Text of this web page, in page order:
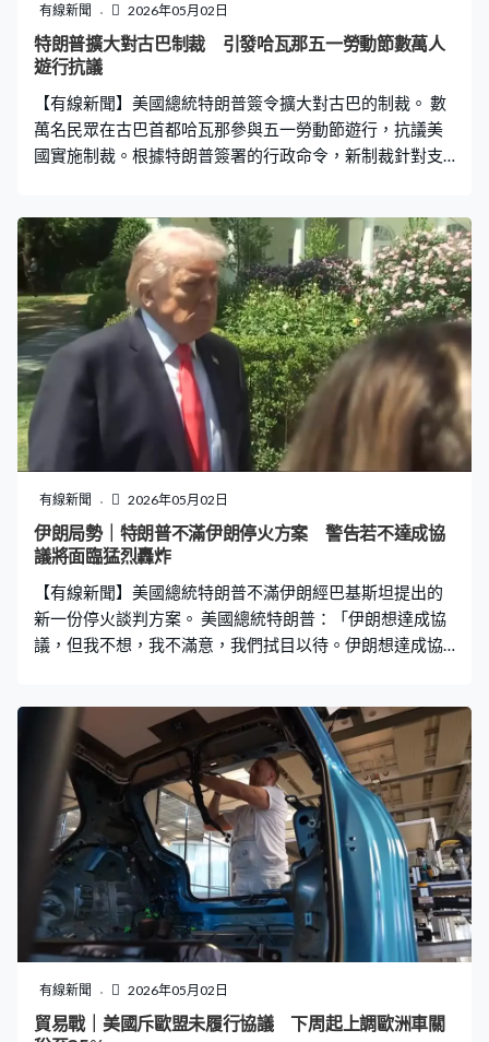
有線新聞 2026年05月02日
特朗普擴大對古巴制裁 引發哈瓦那五一勞動節數萬人
遊行抗議
【有線新聞】美國總統特朗普簽令擴大對古巴的制裁。 數
萬名民眾在古巴首都哈瓦那參與五一勞動節遊行，抗議美
國實施制裁。根據特朗普簽署的行政命令，新制裁針對支
長羅德里格斯稱，華府單方面對古巴實施脅迫措施，卑劣
且荒謬，目的是集體懲罰古巴人民。並重申不會被美國嚇
有線新聞 2026年05月02日
伊朗局勢｜特朗普不滿伊朗停火方案 警告若不達成協
議將面臨猛烈轟炸
【有線新聞】美國總統特朗普不滿伊朗經巴基斯坦提出的
新一份停火談判方案。 美國總統特朗普：「伊朗想達成協
議，但我不想，我不滿意，我們拭目以待。伊朗想達成協
普稱已跟伊朗對話，對方提出不可接受的條件，沒有透露
方案詳情。又認為她們的領導層四分五裂，彼此存在巨大
分歧、非常混亂。警告若伊朗不跟美國達成協議，將會遭
受猛烈轟炸。 伊朗外長阿拉格齊稱，若美國不再威脅、挑
釁，伊朗預備好透過外交解決衝突。最高領袖穆傑塔巴在
五一勞動節發聲明，聲稱伊朗在戰鬥中向敵人證明國家有
進步及卓越，呼籲民眾支持國內消費，避免裁員等，從經
濟和文化領域擊敗敵人。
有線新聞 2026年05月02日
貿易戰｜美國斥歐盟未履行協議 下周起上調歐洲車關